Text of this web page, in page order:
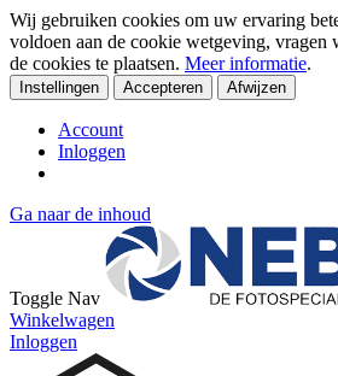
Wij gebruiken cookies om uw ervaring
voldoen aan de cookie wetgeving, vragen
de cookies te plaatsen. Meer informatie.
Instellingen Accepteren Afwijzen
Account
Inloggen
Ga naar de inhoud
Toggle Nav
Winkelwagen
Inloggen